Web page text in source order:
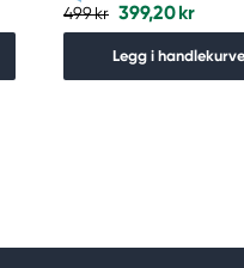
499 kr 399,20 kr
Legg i